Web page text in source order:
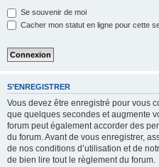
Se souvenir de moi
Cacher mon statut en ligne pour cette
S’ENREGISTRER
Vous devez être enregistré pour vous
que quelques secondes et augmente
forum peut également accorder des
du forum. Avant de vous enregistrer,
de nos conditions d’utilisation et de
de bien lire tout le règlement du forum.